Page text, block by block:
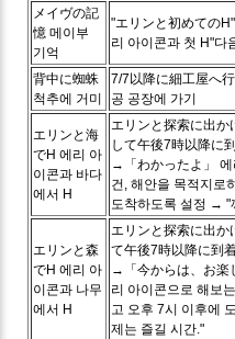
メイヴの記
憶 메이부
기억
"エリンと初めての
리 아이콘과 첫 H"다
背中に蜘蛛
척추에 거미
7/7以降に細工屋へ行
공 공장에 가기
エリンと海
でH 에리 아
이콘과 바다
에서 H
エリンと探索に出か
して午後7時以降に
→「わかったよ」
에
건, 해안을 목적지로
도착하도록 설정 → "
エリンと森
でH 에리 아
이콘과 나무
에서 H
エリンと探索に出か
て午後7時以降に到
→「今からは、お楽
리 아이콘으로 해보
고 오후 7시 이후에
제는 즐길 시간."